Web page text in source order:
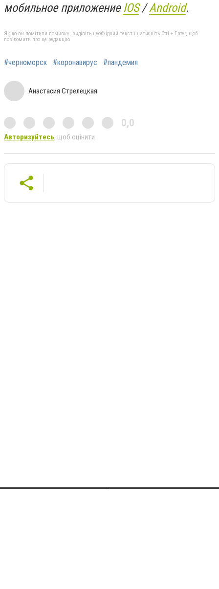
мобильное приложение IOS/Android.
Якщо ви помітили помилку, виділіть необхідний текст і натисніть Ctrl + Enter, щоб
повідомити про це редакцію
#черноморск #коронавирус #пандемия
Анастасия Стрелецкая
0,0
Авторизуйтесь, щоб оцінити